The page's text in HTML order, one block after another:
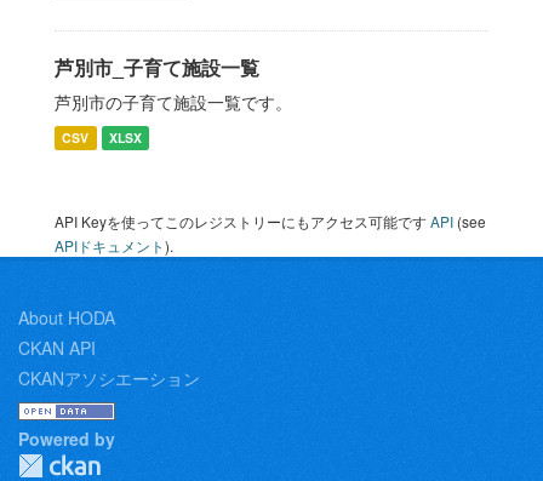
芦別市_子育て施設一覧
芦別市の子育て施設一覧です。
CSV XLSX
API Keyを使ってこのレジストリーにもアクセス可能ですAPI (see
APIドキュメント).
About HODA
CKAN API
CKANアソシエーション
Powered by